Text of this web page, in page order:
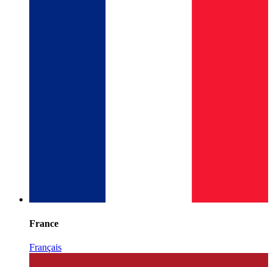
France
Français